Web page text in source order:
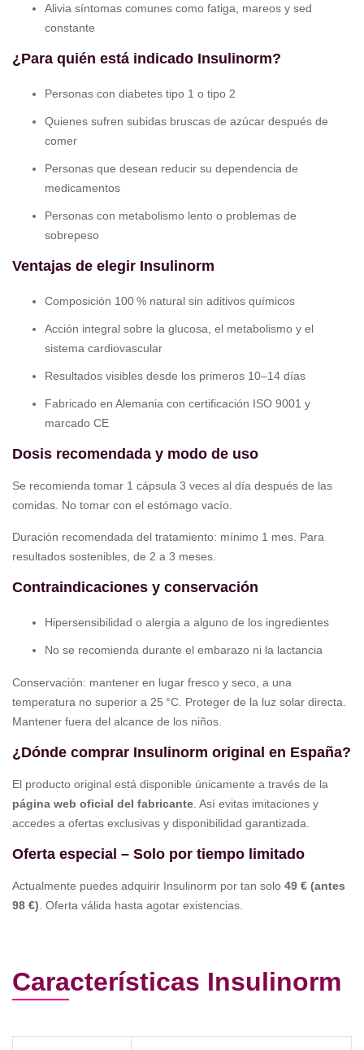
Alivia síntomas comunes como fatiga, mareos y sed
constante
¿Para quién está indicado Insulinorm?
Personas con diabetes tipo 1 o tipo 2
Quienes sufren subidas bruscas de azúcar después de
comer
Personas que desean reducir su dependencia de
medicamentos
Personas con metabolismo lento o problemas de
sobrepeso
Ventajas de elegir Insulinorm
Composición 100 % natural sin aditivos químicos
Acción integral sobre la glucosa, el metabolismo y el
sistema cardiovascular
Resultados visibles desde los primeros 10–14 días
Fabricado en Alemania con certificación ISO 9001 y
marcado CE
Dosis recomendada y modo de uso
Se recomienda tomar 1 cápsula 3 veces al día después de las
comidas. No tomar con el estómago vacío.
Duración recomendada del tratamiento: mínimo 1 mes. Para
resultados sostenibles, de 2 a 3 meses.
Contraindicaciones y conservación
Hipersensibilidad o alergia a alguno de los ingredientes
No se recomienda durante el embarazo ni la lactancia
Conservación: mantener en lugar fresco y seco, a una
temperatura no superior a 25 °C. Proteger de la luz solar directa.
Mantener fuera del alcance de los niños.
¿Dónde comprar Insulinorm original en España?
El producto original está disponible únicamente a través de la
página web oficial del fabricante . Así evitas imitaciones y
accedes a ofertas exclusivas y disponibilidad garantizada.
Oferta especial – Solo por tiempo limitado
Actualmente puedes adquirir Insulinorm por tan solo 49 € (antes
98 €) . Oferta válida hasta agotar existencias.
Características Insulinorm